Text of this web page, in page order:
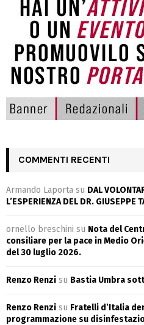
COMMENTI RECENTI
Armando Laporta su DAL
L’ESPERIENZA DEL DR. GIUSEPPE
ornello breschini su Nota del
consiliare per la pace in Medio
del 30 luglio 2026.
Renzo Renzi su Bastia Umbra
Renzo Renzi su Fratelli d’Italia
programmazione su